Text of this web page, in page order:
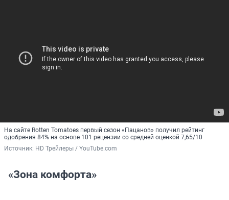
На сайте Rotten Tomatoes первый сезон «Пацанов» получил рейтинг
одобрения 84% на основе 101 рецензии со средней оценкой 7,65/10
Источник: HD Трейлеры / YouTube.com
«Зона комфорта»